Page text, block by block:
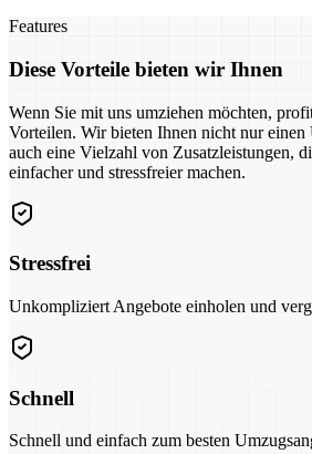
Features
Diese Vorteile bieten wir Ihnen
Wenn Sie mit uns umziehen möchten,
Vorteilen. Wir bieten Ihnen nicht nur einen
auch eine Vielzahl von Zusatzleistungen,
einfacher und stressfreier machen.
Stressfrei
Unkompliziert Angebote einholen und
Schnell
Schnell und einfach zum besten